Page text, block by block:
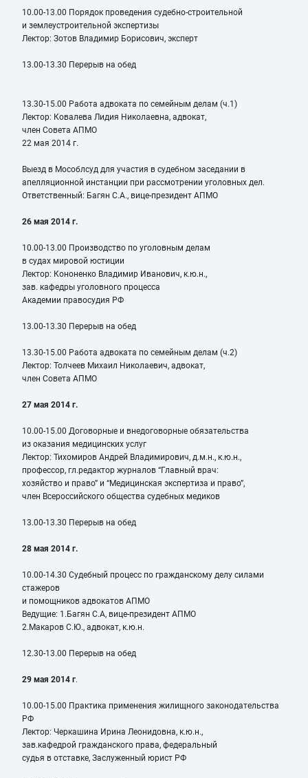
10.00-13.00 Порядок проведения судебно-строительной
и землеустроительной экспертизы
Лектор: Зотов Владимир Борисович, эксперт
13.00-13.30 Перерыв на обед
13.30-15.00 Работа адвоката по семейным делам (ч.1)
Лектор: Ковалева Лидия Николаевна, адвокат,
член Совета АПМО
22 мая 2014 г.
Выезд в Мособлсуд для участия в судебном заседании в
апелляционной инстанции при рассмотрении уголовных дел.
Ответственный: Багян С.А., вице-президент АПМО
26 мая 2014 г.
10.00-13.00 Производство по уголовным делам
в судах мировой юстиции
Лектор: Кононенко Владимир Иванович, к.ю.н.,
зав. кафедры уголовного процесса
Академии правосудия РФ
13.00-13.30 Перерыв на обед
13.30-15.00 Работа адвоката по семейным делам (ч.2)
Лектор: Толчеев Михаил Николаевич, адвокат,
член Совета АПМО
27 мая 2014 г.
10.00-15.00 Договорные и внедоговорные обязательства
из оказания медицинских услуг
Лектор: Тихомиров Андрей Владимирович, д.м.н., к.ю.н.,
профессор, гл.редактор журналов “Главный врач:
хозяйство и право” и “Медицинская экспертиза и право”,
член Всероссийского общества судебных медиков
13.00-13.30 Перерыв на обед
28 мая 2014 г.
10.00-14.30 Судебный процесс по гражданскому делу силами
стажеров
и помощников адвокатов АПМО
Ведущие: 1.Багян С.А, вице-президент АПМО
2.Макаров С.Ю., адвокат, к.ю.н.
12.30-13.00 Перерыв на обед
29 мая 2014 г.
10.00-15.00 Практика применения жилищного законодательства
РФ
Лектор: Черкашина Ирина Леонидовна, к.ю.н.,
зав.кафедрой гражданского права, федеральный
судья в отставке, Заслуженный юрист РФ